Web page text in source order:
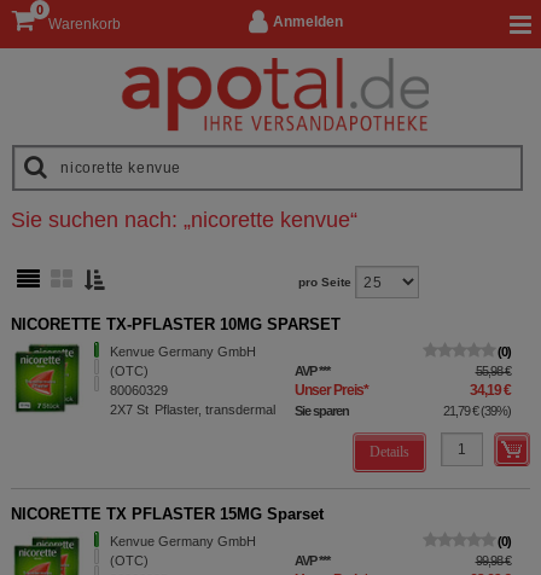
Anmelden
Warenkorb
0
Sie suchen nach: „nicorette kenvue“
pro Seite
NICORETTE TX-PFLASTER 10MG SPARSET
Kenvue Germany GmbH
(OTC)
80060329
2X7 St Pflaster, transdermal
0
AVP*** 55,98 €
Unser Preis* 34,19 €
Sie sparen 21,79 €(39%)
Details
NICORETTE TX PFLASTER 15MG Sparset
Kenvue Germany GmbH
(OTC)
0
AVP*** 99,98 €